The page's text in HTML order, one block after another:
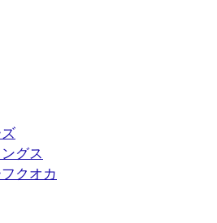
グス
クオカ